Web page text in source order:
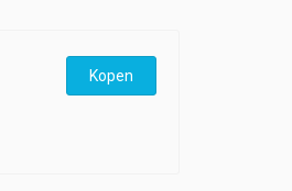
Kopen